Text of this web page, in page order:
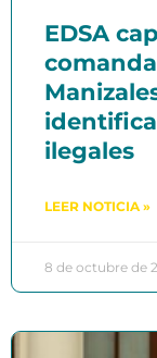
EDSA
ilegales
LEER NOTICIA »
8 de octubre de